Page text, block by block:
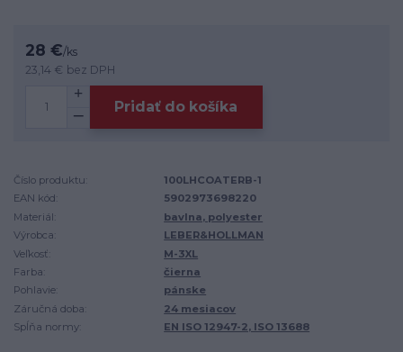
28 €/ks
23,14 € bez DPH
Pridať do košíka
Číslo produktu:
100LHCOATERB-1
EAN kód:
5902973698220
Materiál:
bavlna, polyester
Výrobca:
LEBER&HOLLMAN
Veľkosť:
M-3XL
Farba:
čierna
Pohlavie:
pánske
Záručná doba:
24 mesiacov
Spĺňa normy:
EN ISO 12947-2, ISO 13688